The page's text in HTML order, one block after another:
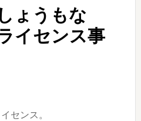
ょうもな
イセンス事
センス。